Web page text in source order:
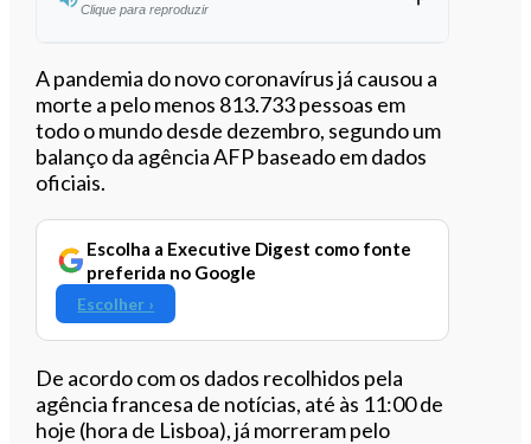
Clique para reproduzir
Ouvir este artigo
A pandemia do novo coronavírus já causou a
morte a pelo menos 813.733 pessoas em
todo o mundo desde dezembro, segundo um
balanço da agência AFP baseado em dados
oficiais.
Escolha a Executive Digest como fonte
preferida no Google
Escolher ›
De acordo com os dados recolhidos pela
agência francesa de notícias, até às 11:00 de
hoje (hora de Lisboa), já morreram pelo